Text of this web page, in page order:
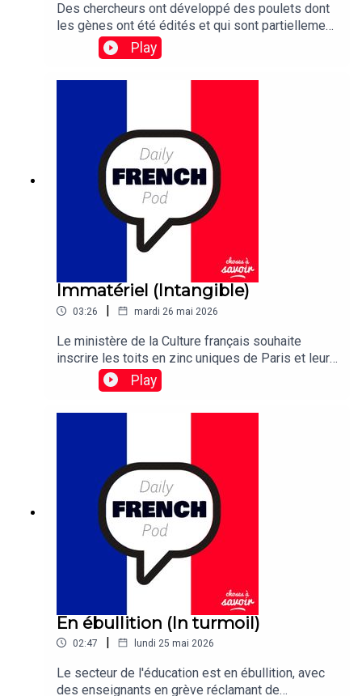
Des chercheurs ont développé des poulets dont
les gènes ont été édités et qui sont partiellement
résistants à la grippe
aviaire.Traduction :Researchers have developed
gene-edited chickens that are partially resistant
Play
Immatériel (Intangible)
03:26 | mardi 26 mai 2026
Le ministère de la Culture français souhaite
inscrire les toits en zinc uniques de Paris et leurs
ouvriers sur la liste du patrimoine culturel
immatériel de l'UNESCO.Traduction:The French
Play
En ébullition (In turmoil)
02:47 | lundi 25 mai 2026
Le secteur de l'éducation est en ébullition, avec
des enseignants en grève réclamant de